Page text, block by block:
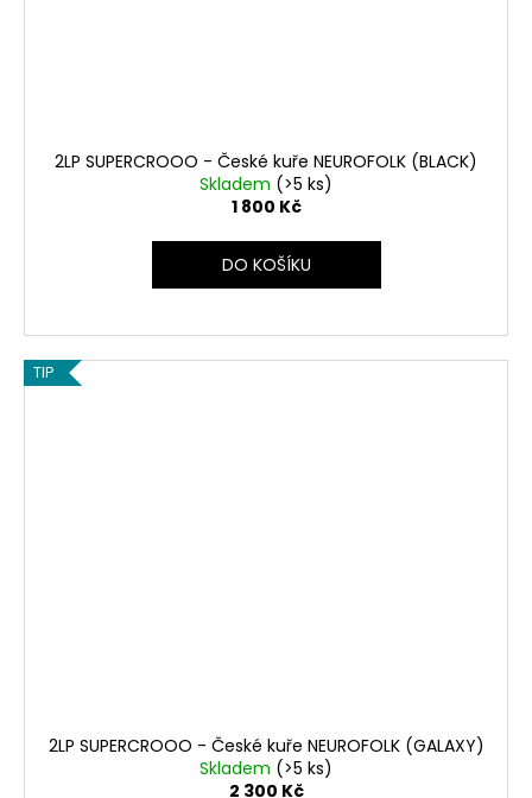
2LP SUPERCROOO - České kuře NEUROFOLK (BLACK)
Skladem (>5 ks)
1 800 Kč
DO KOŠÍKU
TIP
2LP SUPERCROOO - České kuře NEUROFOLK (GALAXY)
Skladem (>5 ks)
2 300 Kč